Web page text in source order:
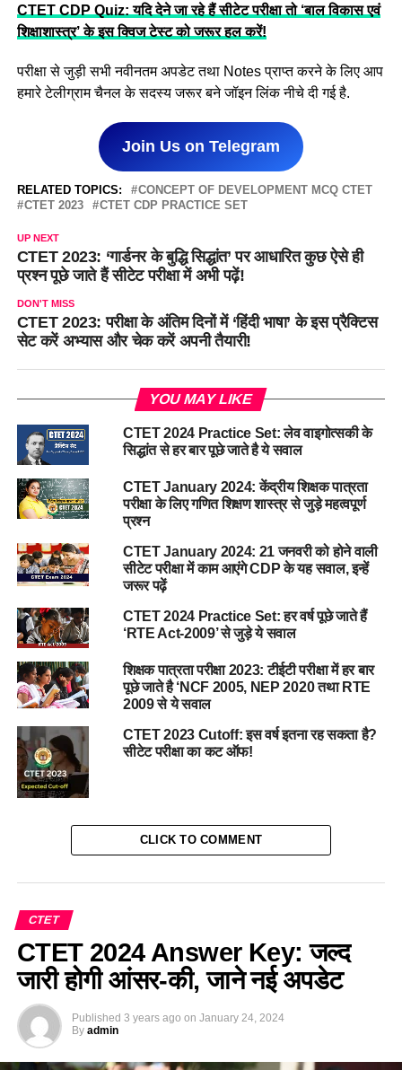
CTET CDP Quiz: यदि देने जा रहे हैं सीटेट परीक्षा तो ‘बाल विकास एवं
शिक्षाशास्त्र’ के इस क्विज टेस्ट को जरूर हल करें!
परीक्षा से जुड़ी सभी नवीनतम अपडेट तथा Notes प्राप्त करने के लिए आप
हमारे टेलीग्राम चैनल के सदस्य जरूर बने जॉइन लिंक नीचे दी गई है.
Join Us on Telegram
RELATED TOPICS:
CONCEPT OF DEVELOPMENT MCQ CTET
CTET 2023
CTET CDP PRACTICE SET
UP NEXT
CTET 2023: ‘गार्डनर के बुद्धि सिद्धांत’ पर आधारित कुछ ऐसे ही
प्रश्न पूछे जाते हैं सीटेट परीक्षा में अभी पढ़ें!
DON'T MISS
CTET 2023: परीक्षा के अंतिम दिनों में ‘हिंदी भाषा’ के इस प्रैक्टिस
सेट करें अभ्यास और चेक करें अपनी तैयारी!
YOU MAY LIKE
CTET 2024 Practice Set: लेव वाइगोत्सकी के
सिद्धांत से हर बार पूछे जाते है ये सवाल
CTET January 2024: केंद्रीय शिक्षक पात्रता
परीक्षा के लिए गणित शिक्षण शास्त्र से जुड़े महत्वपूर्ण
प्रश्न
CTET January 2024: 21 जनवरी को होने वाली
सीटेट परीक्षा में काम आएंगे CDP के यह सवाल, इन्हें
जरूर पढ़ें
CTET 2024 Practice Set: हर वर्ष पूछे जाते हैं
‘RTE Act-2009’ से जुड़े ये सवाल
शिक्षक पात्रता परीक्षा 2023: टीईटी परीक्षा में हर बार
पूछे जाते है ‘NCF 2005, NEP 2020 तथा RTE
2009 से ये सवाल
CTET 2023 Cutoff: इस वर्ष इतना रह सकता है?
सीटेट परीक्षा का कट ऑफ!
CLICK TO COMMENT
CTET
CTET 2024 Answer Key: जल्द
जारी होगी आंसर-की, जाने नई अपडेट
Published 3 years ago on January 24, 2024
By admin